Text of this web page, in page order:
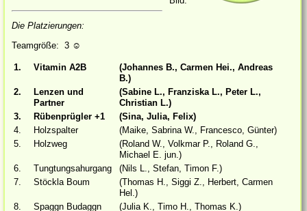
Die Platzierungen:
Teamgröße: 3 ☺
1. Vitamin A2B
(Johannes B., Carmen Hei., Andreas
B.)
2.
Lenzen und
Partner
(Sabine L., Franziska L., Peter L.,
Christian L.)
3.
Rübenprügler +1
(Sina, Julia, Felix)
4.
Holzspalter
(Maike, Sabrina W., Francesco, Günter)
5.
Holzweg
(Roland W., Volkmar P., Roland G.,
Michael E. jun.)
6.
Tungtungsahurgang
(Nils L., Stefan, Timon F.)
7.
Stöckla Boum
(Thomas H., Siggi Z., Herbert, Carmen
Hel.)
8.
Spaggn Budaggn
(Julia K., Timo H., Thomas K.)